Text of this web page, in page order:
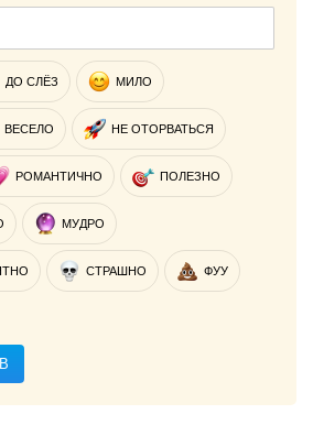
ДО СЛЁЗ МИЛО
ВЕСЕЛО НЕ ОТОРВАТЬСЯ
РОМАНТИЧНО ПОЛЕЗНО
МУДРО
СТРАШНО ФУУ